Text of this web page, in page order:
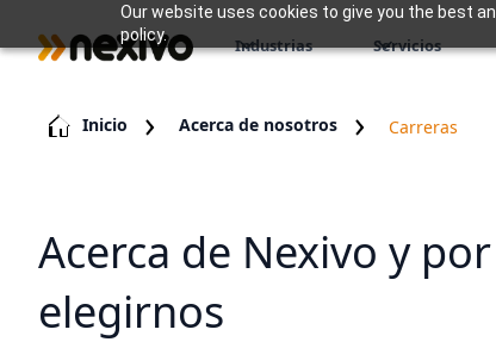
Our website uses cookies to give you the best
policy.
Industrias Servicios
Inicio Acerca de nosotros Carreras
Acerca de Nexivo y
elegirnos